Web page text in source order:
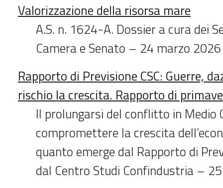
Valorizzazione della risorsa mare
A.S. n. 1624-A. Dossier a cura dei
Camera e Senato – 24 marzo 2026
Rapporto di Previsione CSC: Guerre,
rischio la crescita. Rapporto di
Il prolungarsi del conflitto in Medio
compromettere la crescita
quanto emerge dal Rapporto di
dal Centro Studi Confindustria –